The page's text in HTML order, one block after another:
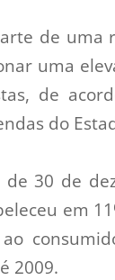
de uma
uma
de
do
30 de
em
2009.